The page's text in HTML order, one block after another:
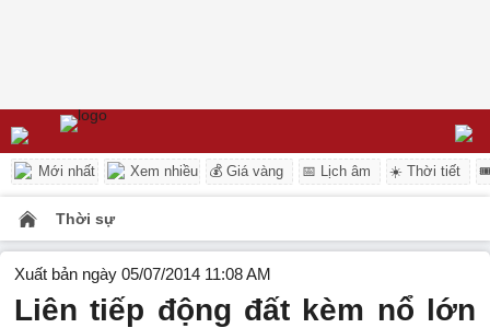
Mới nhất Xem nhiều 💰 Giá vàng 📅 Lịch âm ☀️ Thời tiết
Thời sự
Xuất bản ngày 05/07/2014 11:08 AM
Liên tiếp động đất kèm nổ lớn